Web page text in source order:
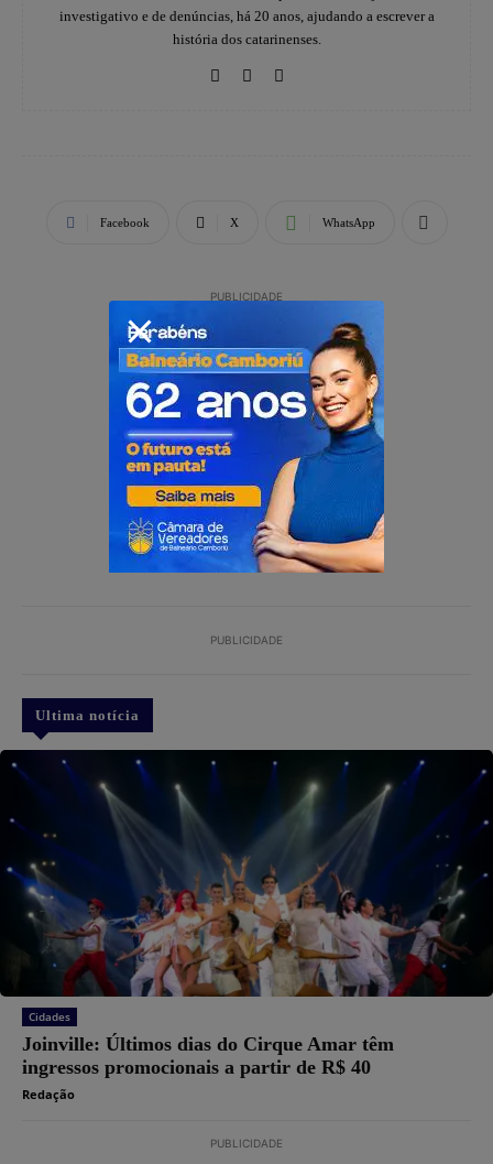
investigativo e de denúncias, há 20 anos, ajudando a escrever a
história dos catarinenses.
Facebook X WhatsApp
PUBLICIDADE
PUBLICIDADE
Ultima notícia
Cidades
Joinville: Últimos dias do Cirque Amar têm
ingressos promocionais a partir de R$ 40
Redação
PUBLICIDADE